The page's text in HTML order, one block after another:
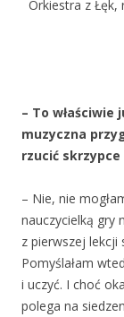
Orkiestra z Łęk,
– To właściwie
muzyczna
rzucić
– Nie, nie
nauczycielką gry
z pierwszej lekcji
Pomyślałam
i uczyć. I choć
polega na